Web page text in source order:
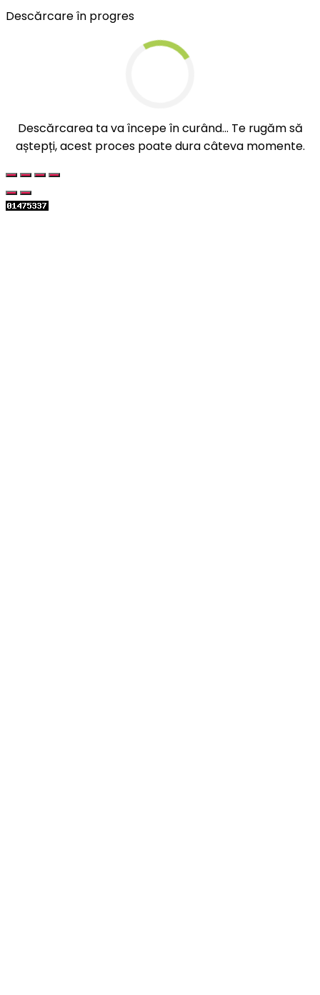
Descărcare în progres
Descărcarea ta va începe în curând... Te rugăm să
aștepți, acest proces poate dura câteva momente.